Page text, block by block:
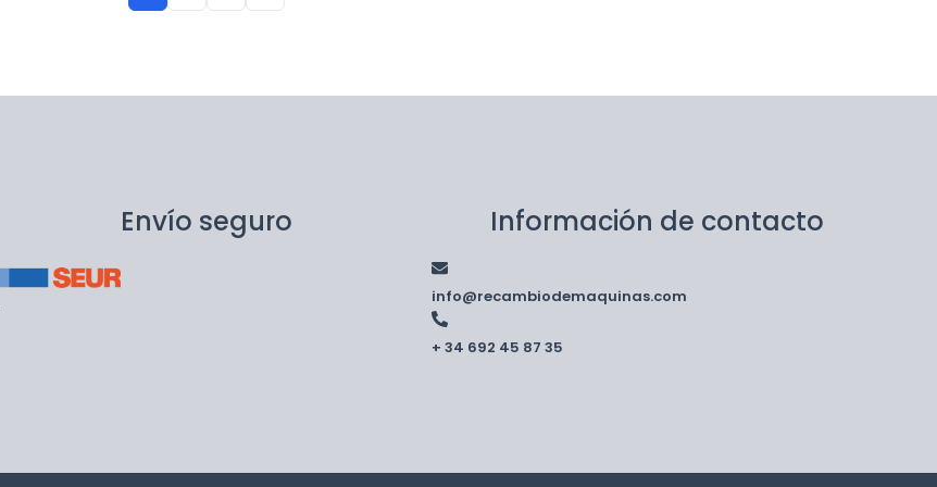
Envío seguro Información de contacto
info@recambiodemaquinas.com
+ 34 692 45 87 35